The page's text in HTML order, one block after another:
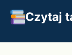
Czytaj
Streszczenia